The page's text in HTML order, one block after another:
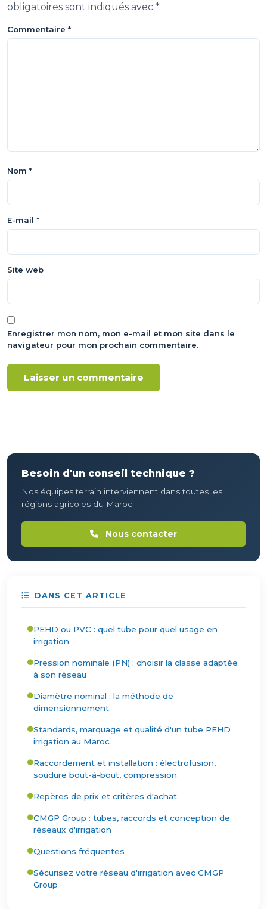
obligatoires sont indiqués avec *
Commentaire *
Nom *
E-mail *
Site web
Enregistrer mon nom, mon e-mail et mon site dans le
navigateur pour mon prochain commentaire.
Besoin d'un conseil technique ?
Nos équipes terrain interviennent dans toutes les
régions agricoles du Maroc.
Nous contacter
DANS CET ARTICLE
PEHD ou PVC : quel tube pour quel usage en
irrigation
Pression nominale (PN) : choisir la classe adaptée
à son réseau
Diamètre nominal : la méthode de
dimensionnement
Standards, marquage et qualité d'un tube PEHD
irrigation au Maroc
Raccordement et installation : électrofusion,
soudure bout-à-bout, compression
Repères de prix et critères d'achat
CMGP Group : tubes, raccords et conception de
réseaux d'irrigation
Questions fréquentes
Sécurisez votre réseau d'irrigation avec CMGP
Group